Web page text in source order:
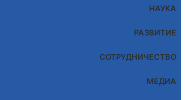
НАУКА
РАЗВИТИЕ
СОТРУДНИЧЕСТВО
МЕДИА